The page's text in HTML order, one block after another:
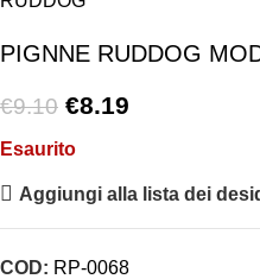
PIGNNE RUDDOG
€9.10 €8.19
Esaurito
Aggiungi alla lista dei
COD: RP-0068